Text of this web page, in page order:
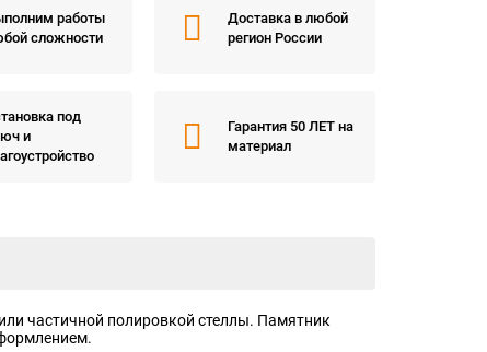
работы
сложности
Доставка в любой
регион России
под
и
Гарантия 50 ЛЕТ на
материал
частичной полировкой стеллы. Памятник